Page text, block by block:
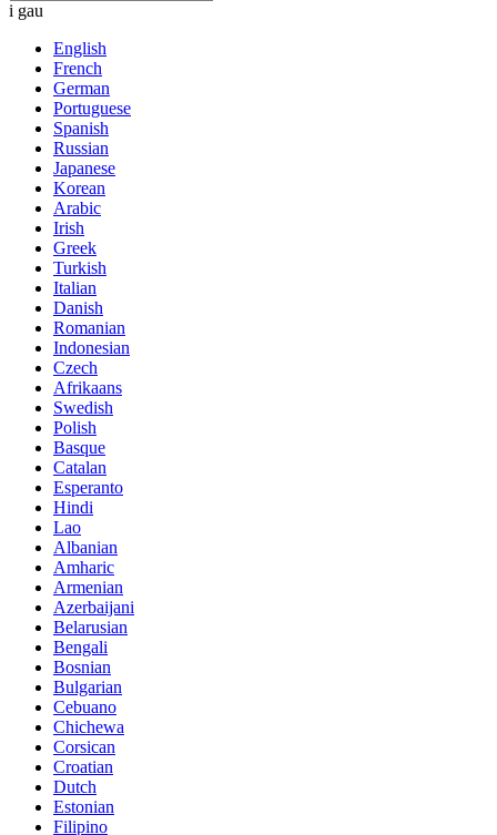
i gau
English
French
German
Portuguese
Spanish
Russian
Japanese
Korean
Arabic
Irish
Greek
Turkish
Italian
Danish
Romanian
Indonesian
Czech
Afrikaans
Swedish
Polish
Basque
Catalan
Esperanto
Hindi
Lao
Albanian
Amharic
Armenian
Azerbaijani
Belarusian
Bengali
Bosnian
Bulgarian
Cebuano
Chichewa
Corsican
Croatian
Dutch
Estonian
Filipino